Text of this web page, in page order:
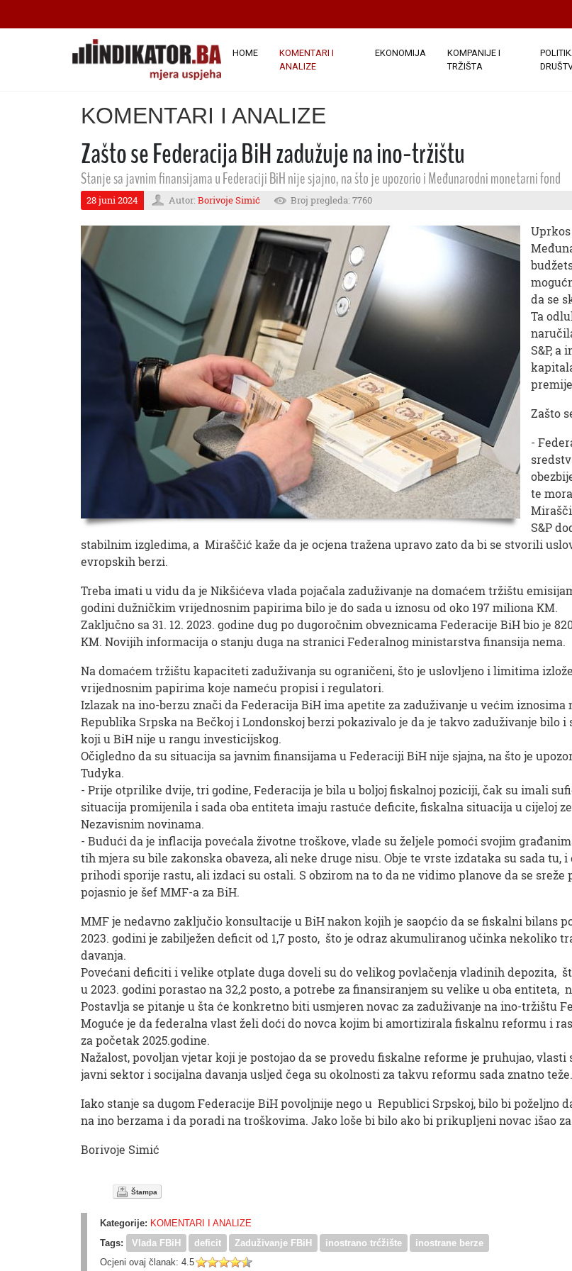
HOME
KOMENTARI I
ANALIZE
EKONOMIJA
KOMPANIJE I
TRŽIŠTA
KOMENTARI I ANALIZE
Zašto se Federacija BiH zadužuje na ino-tržištu
Stanje sa javnim finansijama u Federaciji BiH nije sjajno, na što je upozorio i Međunarodni monetarni fond
28 juni 2024 Autor: Borivoje Simić Broj pregleda: 7760
da se
Ta
S&P,
Zašto
-
te
S&P
stabilnim izgledima, a Miraščić kaže da je ocjena tražena upravo zato da bi se stvorili
evropskih berzi.
Treba imati u vidu da je Nikšićeva vlada pojačala zaduživanje na domaćem tržištu
godini dužničkim vrijednosnim papirima bilo je do sada u iznosu od oko 197 miliona KM.
Zaključno sa 31. 12. 2023. godine dug po dugoročnim obveznicama Federacije BiH bio je
KM. Novijih informacija o stanju duga na stranici Federalnog ministarstva finansija nema.
Na domaćem tržištu kapaciteti zaduživanja su ograničeni, što je uslovljeno i limitima
vrijednosnim papirima koje nameću propisi i regulatori.
Izlazak na ino-berzu znači da Federacija BiH ima apetite za zaduživanje u većim
Republika Srpska na Bečkoj i Londonskoj berzi pokazivalo je da je takvo zaduživanje
koji u BiH nije u rangu investicijskog.
Očigledno da su situacija sa javnim finansijama u Federaciji BiH nije sjajna, na što je
Tudyka.
- Prije otprilike dvije, tri godine, Federacija je bila u boljoj fiskalnoj poziciji, čak su imali
situacija promijenila i sada oba entiteta imaju rastuće deficite, fiskalna situacija u cijeloj
Nezavisnim novinama.
- Budući da je inflacija povećala životne troškove, vlade su željele pomoći svojim
tih mjera su bile zakonska obaveza, ali neke druge nisu. Obje te vrste izdataka su sada
prihodi sporije rastu, ali izdaci su ostali. S obzirom na to da ne vidimo planove da se
pojasnio je šef MMF-a za BiH.
MMF je nedavno zaključio konsultacije u BiH nakon kojih je saopćio da se fiskalni bilans
2023. godini je zabilježen deficit od 1,7 posto, što je odraz akumuliranog učinka nekoliko
davanja.
Povećani deficiti i velike otplate duga doveli su do velikog povlačenja vladinih depozita,
u 2023. godini porastao na 32,2 posto, a potrebe za finansiranjem su velike u oba entiteta,
Postavlja se pitanje u šta će konkretno biti usmjeren novac za zaduživanje na ino-tržištu
Moguće je da federalna vlast želi doći do novca kojim bi amortizirala fiskalnu reformu i
za početak 2025.godine.
Nažalost, povoljan vjetar koji je postojao da se provedu fiskalne reforme je pruhujao,
javni sektor i socijalna davanja usljed čega su okolnosti za takvu reformu sada znatno teže.
Iako stanje sa dugom Federacije BiH povoljnije nego u Republici Srpskoj, bilo bi poželjno
na ino berzama i da poradi na troškovima. Jako loše bi bilo ako bi prikupljeni novac išao
Borivoje Simić
Štampa
Kategorije: KOMENTARI I ANALIZE
Tags:
Vlada FBiH deficit Zaduživanje FBiH inostrano trćžište
inostrane berze
Ocjeni ovaj članak: 4.5